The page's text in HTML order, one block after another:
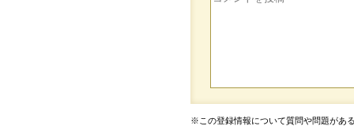
※この登録情報について質問や問題があ